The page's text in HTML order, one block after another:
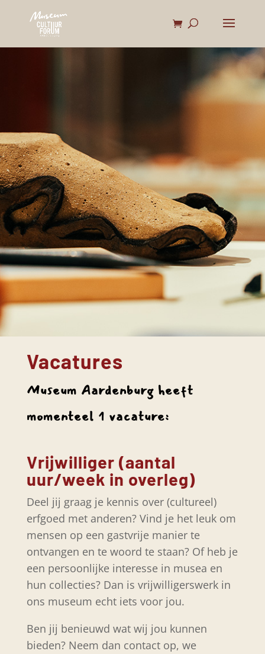
Vacatures
Museum Aardenburg heeft
momenteel 1 vacature:
Vrijwilliger (aantal
uur/week in overleg)
Deel jij graag je kennis over (cultureel)
erfgoed met anderen? Vind je het leuk om
mensen op een gastvrije manier te
ontvangen en te woord te staan? Of heb je
een persoonlijke interesse in musea en
hun collecties? Dan is vrijwilligerswerk in
ons museum echt iets voor jou.
Ben jij benieuwd wat wij jou kunnen
bieden? Neem dan contact op, we